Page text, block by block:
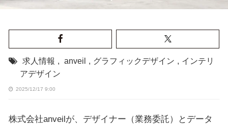
求人情報 , anveil , グラフィックデザイン , インテリ
アデザイン
2025/12/17 9:00
株式会社anveilが、デザイナー（業務委託）とデータ